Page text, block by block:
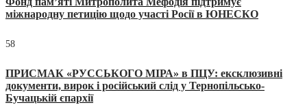
міжнародну петицію щодо участі Росії в ЮНЕСКО
58
ПРИСМАК «РУССЬКОГО МІРА» в ПЦУ: ексклюзивні
документи, вирок і російський слід у Тернопільсько-
Бучацькій єпархії